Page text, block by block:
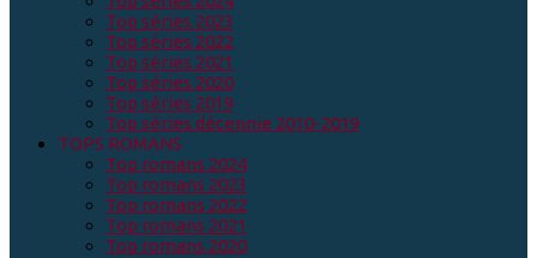
Top séries 2023
Top séries 2022
Top séries 2021
Top séries 2020
Top séries 2019
Top séries décennie 2010-2019
TOPS ROMANS
Top romans 2024
Top romans 2023
Top romans 2022
Top romans 2021
Top romans 2020